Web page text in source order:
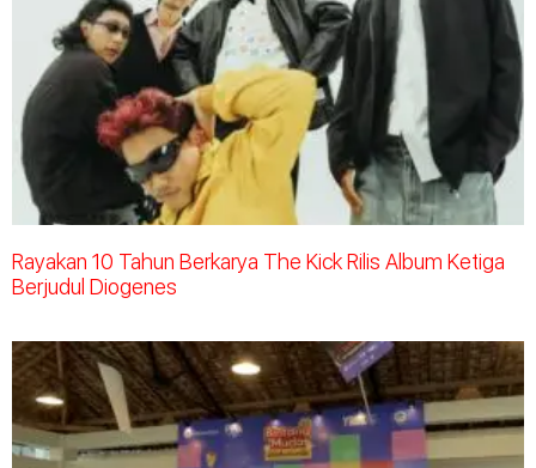
Rayakan 10 Tahun Berkarya The Kick Rilis Album Ketiga
Berjudul Diogenes